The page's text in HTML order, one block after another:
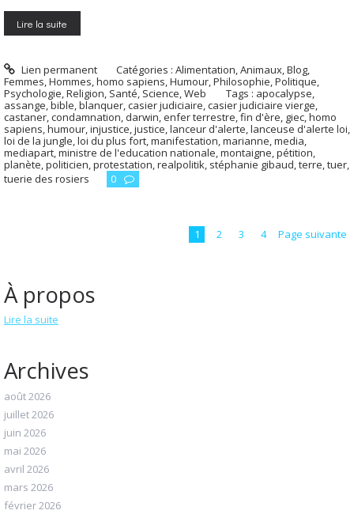
Lire la suite
Lien permanent Catégories :Alimentation,Animaux,Blog,
Femmes,Hommes, homo sapiens,Humour,Philosophie,Politique,
Psychologie,Religion, Santé, Science,Web Tags : apocalypse,
assange,bible,blanquer,casier judiciaire,casier judiciaire vierge,
castaner,condamnation, darwin,enfer terrestre,fin d'ère, giec,homo
sapiens,humour,injustice,justice,lanceur d'alerte,lanceuse d'alerte loi,
loi de la jungle,loi du plus fort,manifestation,marianne,media,
mediapart,ministre de l'education nationale,montaigne,pétition,
planète,politicien,protestation,realpolitik, stéphanie gibaud,terre,tuer,
tuerie des rosiers
0
1 2 3 4 Page suivante
À propos
Lire la suite
Archives
août 2026
juillet 2026
juin 2026
mai 2026
avril 2026
mars 2026
février 2026